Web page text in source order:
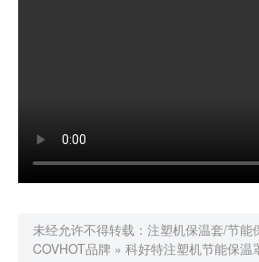
未经允许不得转载： 注塑机保温套/节能
COVHOT品牌 » 科好特注塑机节能保温